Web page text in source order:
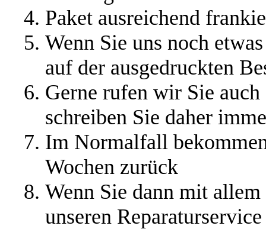
Paket ausreichend
Wenn Sie uns noch
auf der ausgedruckten
Gerne rufen wir Sie
schreiben Sie daher
Im Normalfall
Wochen zurück
Wenn Sie dann mit
unseren